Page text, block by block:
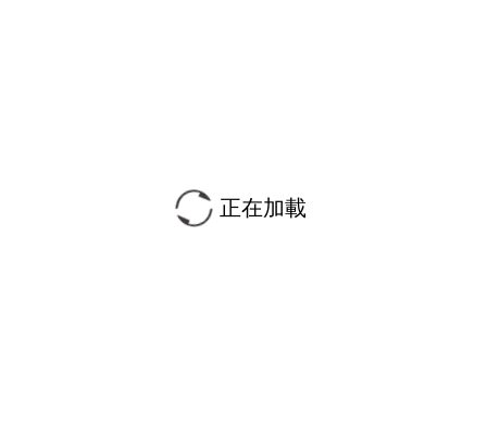
正在加載